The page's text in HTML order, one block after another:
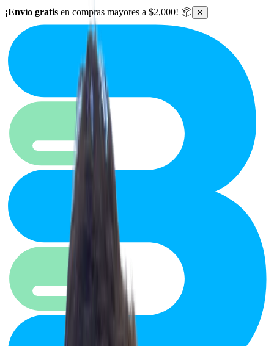
Ir al contenido principal
¡Envío gratis en compras mayores a $2,000! 📦